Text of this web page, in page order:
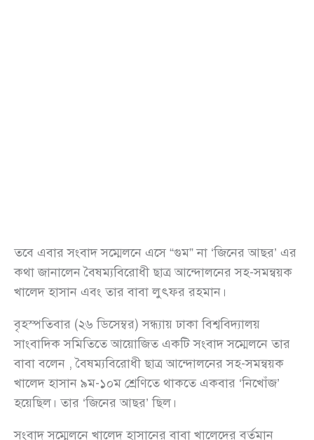
তবে এবার সংবাদ সম্মেলনে এসে “গুম” না ‘জিনের আছর’ এর
কথা জানালেন বৈষম্যবিরোধী ছাত্র আন্দোলনের সহ-সমন্বয়ক
খালেদ হাসান এবং তার বাবা লুৎফর রহমান।
বৃহস্পতিবার (২৬ ডিসেম্বর) সন্ধ্যায় ঢাকা বিশ্ববিদ্যালয়
সাংবাদিক সমিতিতে আয়োজিত একটি সংবাদ সম্মেলনে তার
বাবা বলেন , বৈষম্যবিরোধী ছাত্র আন্দোলনের সহ-সমন্বয়ক
খালেদ হাসান ৯ম-১০ম শ্রেণিতে থাকতে একবার ‘নিখোঁজ’
হয়েছিল। তার ‘জিনের আছর’ ছিল।
সংবাদ সম্মেলনে খালেদ হাসানের বাবা খালেদের বর্তমান